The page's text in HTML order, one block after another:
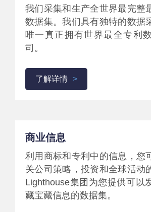
我们采集和生产全世界最完整
数据集。我们具有独特的数据
唯一真正拥有世界最全专利
司。
了解详情
商业信息
利用商标和专利中的信息，您
关公司策略，投资和全球活动
Lighthouse集团为您提供可以
藏宝藏信息的数据集。